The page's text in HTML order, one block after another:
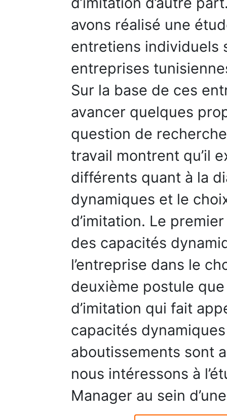
avons réalisé une
entretiens individuels
entreprises
Sur la base de ces
avancer quelques
question de
travail montrent qu’il
différents quant à la
dynamiques et le
d’imitation. Le
des capacités
l’entreprise dans le
deuxième postule
d’imitation qui fait
capacités
aboutissements sont
nous intéressons à
Manager au sein